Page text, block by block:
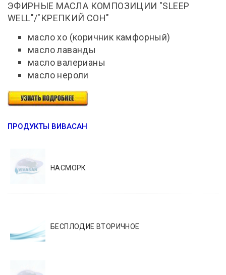
ЭФИРНЫЕ МАСЛА КОМПОЗИЦИИ "SLEEP
WELL"/"КРЕПКИЙ СОН"
масло хо (коричник камфорный)
масло лаванды
масло валерианы
масло нероли
ПРОДУКТЫ ВИВАСАН
НАСМОРК
БЕСПЛОДИЕ ВТОРИЧНОЕ